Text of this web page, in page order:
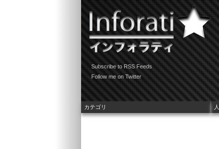
Subscribe to RSS Feeds
Follow me on Twitter
カテゴリ